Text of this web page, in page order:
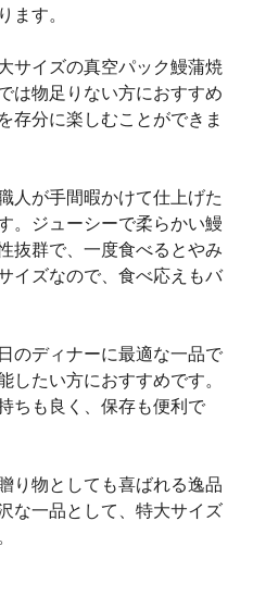
ます。
サイズの真空パック鰻蒲焼
は物足りない方におすすめ
存分に楽しむことができま
人が手間暇かけて仕上げた
。ジューシーで柔らかい鰻
抜群で、一度食べるとやみ
イズなので、食べ応えもバ
のディナーに最適な一品で
したい方におすすめです。
ちも良く、保存も便利で
り物としても喜ばれる逸品
な一品として、特大サイズ